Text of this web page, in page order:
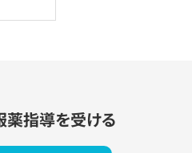
薬指導を受ける